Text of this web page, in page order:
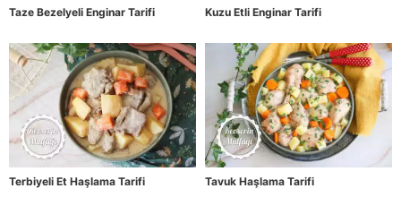
Taze Bezelyeli Enginar Tarifi Kuzu Etli Enginar Tarifi
Terbiyeli Et Haşlama Tarifi Tavuk Haşlama Tarifi